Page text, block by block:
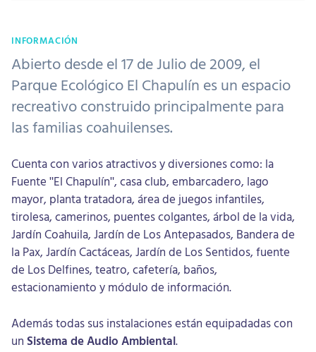
INFORMACIÓN
Abierto desde el 17 de Julio de 2009, el
Parque Ecológico El Chapulín es un espacio
recreativo construido principalmente para
las familias coahuilenses.
Cuenta con varios atractivos y diversiones como: la
Fuente "El Chapulín", casa club, embarcadero, lago
mayor, planta tratadora, área de juegos infantiles,
tirolesa, camerinos, puentes colgantes, árbol de la vida,
Jardín Coahuila, Jardín de Los Antepasados, Bandera de
la Pax, Jardín Cactáceas, Jardín de Los Sentidos, fuente
de Los Delfines, teatro, cafetería, baños,
estacionamiento y módulo de información.
Además todas sus instalaciones están equipadadas con
un Sistema de Audio Ambiental.